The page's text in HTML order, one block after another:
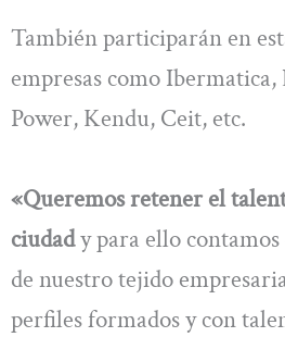
También participarán en
empresas como
Power, Kendu, Ceit, etc.
«Queremos retener el
ciudady para ello
de nuestro tejido
perfiles formados y con